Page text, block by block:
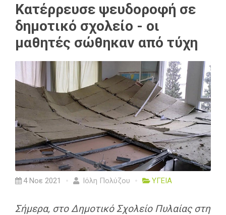
Κατέρρευσε ψευδοροφή σε
δημοτικό σχολείο - οι
μαθητές σώθηκαν από τύχη
4 Νοε 2021 Ιόλη Πολύζου ΥΓΕΙΑ
Σήμερα, στο Δημοτικό Σχολείο Πυλαίας στη